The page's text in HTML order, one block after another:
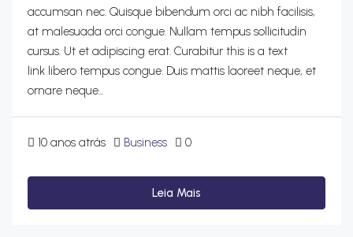
accumsan nec. Quisque bibendum orci ac nibh facilisis,
at malesuada orci congue. Nullam tempus sollicitudin
cursus. Ut et adipiscing erat. Curabitur this is a text
link libero tempus congue. Duis mattis laoreet neque, et
ornare neque...
10 anos atrás Business 0
Leia Mais